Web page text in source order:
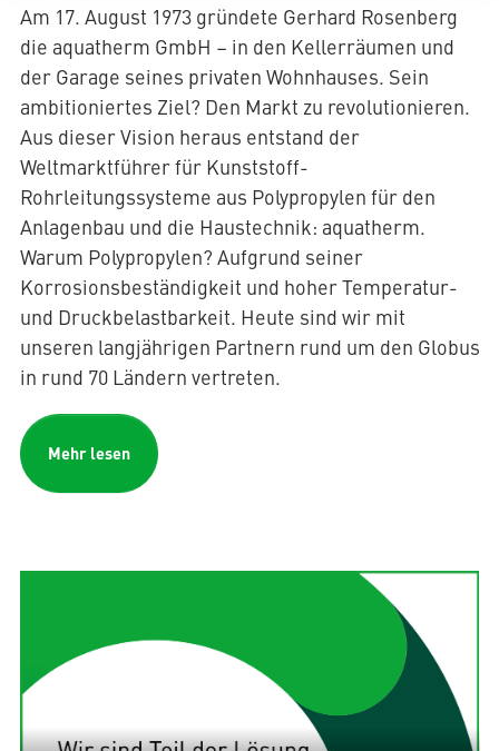
Am 17. August 1973 gründete Gerhard Rosenberg
die aquatherm GmbH – in den Kellerräumen und
der Garage seines privaten Wohnhauses. Sein
ambitioniertes Ziel? Den Markt zu revolutionieren.
Aus dieser Vision heraus entstand der
Weltmarktführer für Kunststoff-
Rohrleitungssysteme aus Polypropylen für den
Anlagenbau und die Haustechnik: aquatherm.
Warum Polypropylen? Aufgrund seiner
Korrosionsbeständigkeit und hoher Temperatur-
und Druckbelastbarkeit. Heute sind wir mit
unseren langjährigen Partnern rund um den Globus
in rund 70 Ländern vertreten.
Mehr lesen